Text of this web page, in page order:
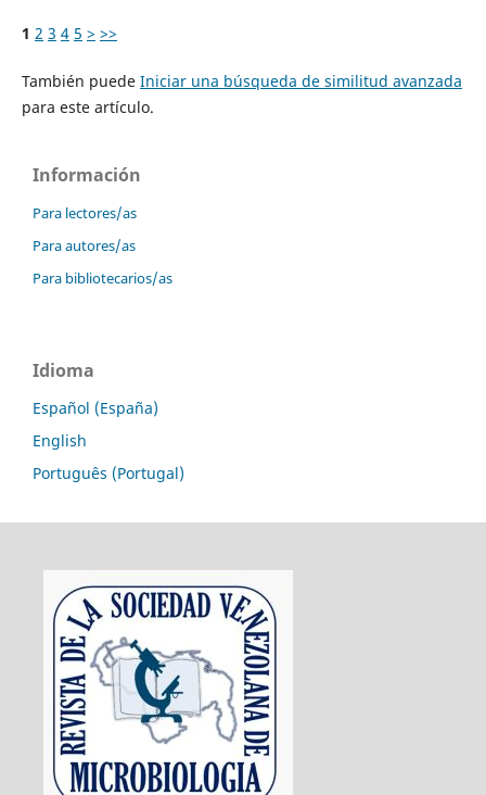
1 2 3 4 5 > >>
También puede Iniciar una búsqueda de similitud avanzada
para este artículo.
Información
Para lectores/as
Para autores/as
Para bibliotecarios/as
Idioma
Español (España)
English
Português (Portugal)